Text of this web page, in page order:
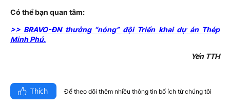
Có thể bạn quan tâm:
>> BRAVO-ĐN thưởng “nóng” đội Triển khai dự án Thép
Minh Phú.
Yến TTH
Thích Để theo dõi thêm nhiều thông tin bổ ích từ chúng tôi​